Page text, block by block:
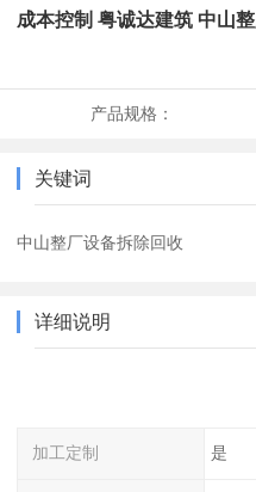
成本控制 粤诚达建筑 中山
产品规格：
关键词
中山整厂设备拆除回收
详细说明
加工定制 是